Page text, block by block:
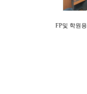
FP및 학원용